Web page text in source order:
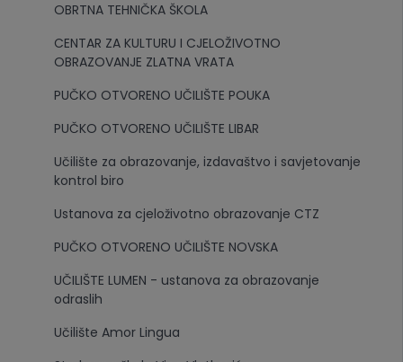
OBRTNA TEHNIČKA ŠKOLA
CENTAR ZA KULTURU I CJELOŽIVOTNO
OBRAZOVANJE ZLATNA VRATA
PUČKO OTVORENO UČILIŠTE POUKA
PUČKO OTVORENO UČILIŠTE LIBAR
Učilište za obrazovanje, izdavaštvo i savjetovanje
kontrol biro
Ustanova za cjeloživotno obrazovanje CTZ
PUČKO OTVORENO UČILIŠTE NOVSKA
UČILIŠTE LUMEN - ustanova za obrazovanje
odraslih
Učilište Amor Lingua